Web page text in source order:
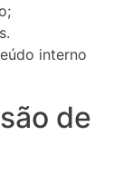
interno
de